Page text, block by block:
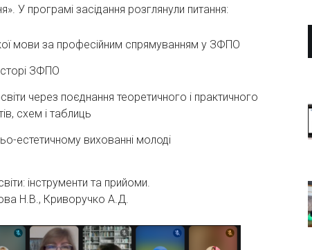
У програмі засідання розглянули питання:
мови за професійним спрямуванням у ЗФПО
ЗФПО
через поєднання теоретичного і практичного
схем і таблиць
естетичному вихованні молоді
інструменти та прийоми.
Н.В., Криворучко А.Д.